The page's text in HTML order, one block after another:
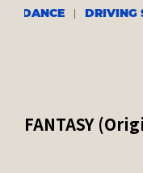
DANCE DRIVING
FANTASY